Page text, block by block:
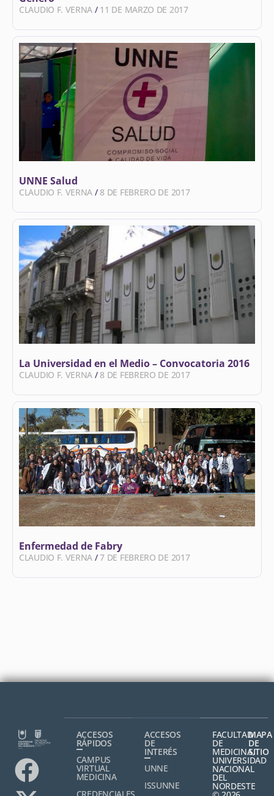
CLAUDIO F. VERNA 11 DE MARZO DE 2017
UNNE Salud
CLAUDIO F. VERNA 8 DE FEBRERO DE 2017
La Universidad en el Medio – Convocatoria 2016
CLAUDIO F. VERNA 8 DE FEBRERO DE 2017
Enfermedad de Fabry
CLAUDIO F. VERNA 7 DE FEBRERO DE 2017
ACCESOS
RÁPIDOS
CAMPUS
VIRTUAL
MEDICINA
ACCESOS
DE
INTERÉS
UNNE
ISSUNNE
FACULTAD
DE
MEDICINA,
UNIVERSIDAD
NACIONAL
DEL
NORDESTE
MAPA
DE
SITIO